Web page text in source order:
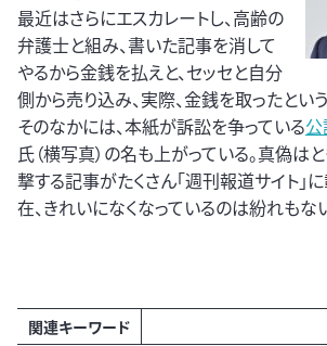
最近はさらにエスカレートし、高齢の
弁護士と組み、書いた記事を消して
やるから金銭を払えと、セッセと自分
側から売り込み、実際、金銭を取ったとい
そのなかには、本紙が訴訟を争っている
氏（横写真）の名も上がっている。真偽は
撃する記事がたくさん「週刊報道サイト」
在、きれいになくなっているのは紛れもな
関連キーワード